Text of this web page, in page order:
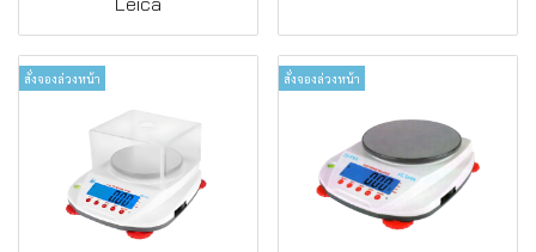
สั่งจองล่วงหน้า สั่งจองล่วงหน้า